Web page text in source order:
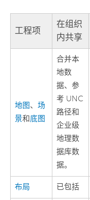
工程项
在组织
内共享
地图、场
景和底图
合并本
地数
据、参
考 UNC
路径和
企业级
地理数
据库数
据。
布局 已包括